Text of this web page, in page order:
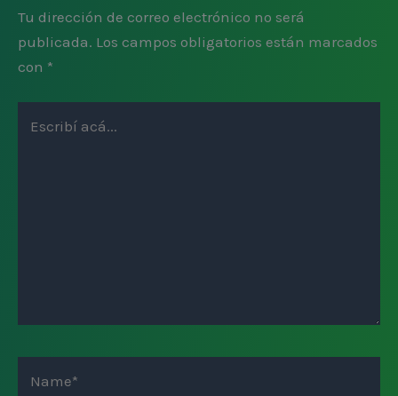
Tu dirección de correo electrónico no será
publicada. Los campos obligatorios están marcados
con *